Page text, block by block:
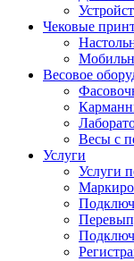
Чековые
Весовое
Весы с
Услуги
Услуги